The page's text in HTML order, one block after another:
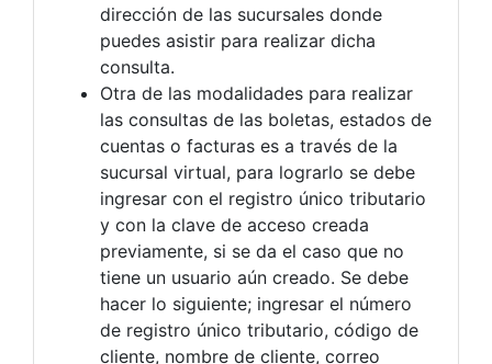
dirección de las sucursales donde
puedes asistir para realizar dicha
consulta.
Otra de las modalidades para realizar
las consultas de las boletas, estados de
cuentas o facturas es a través de la
sucursal virtual, para lograrlo se debe
ingresar con el registro único tributario
y con la clave de acceso creada
previamente, si se da el caso que no
tiene un usuario aún creado. Se debe
hacer lo siguiente; ingresar el número
de registro único tributario, código de
cliente, nombre de cliente, correo